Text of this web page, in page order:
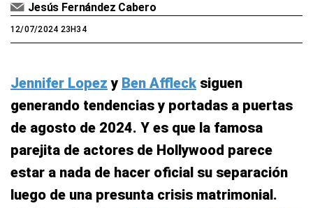
Jesús Fernández Cabero
12/07/2024 23H34
Jennifer Lopez y Ben Affleck siguen
generando tendencias y portadas a puertas
de agosto de 2024. Y es que la famosa
parejita de actores de Hollywood parece
estar a nada de hacer oficial su separación
luego de una presunta crisis matrimonial.